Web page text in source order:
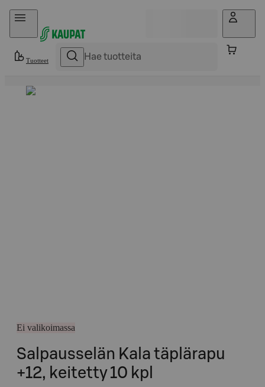
Hyppää sisältöön
Tuotteet
Ei valikoimassa
Salpausselän Kala täplärapu
+12, keitetty 10 kpl